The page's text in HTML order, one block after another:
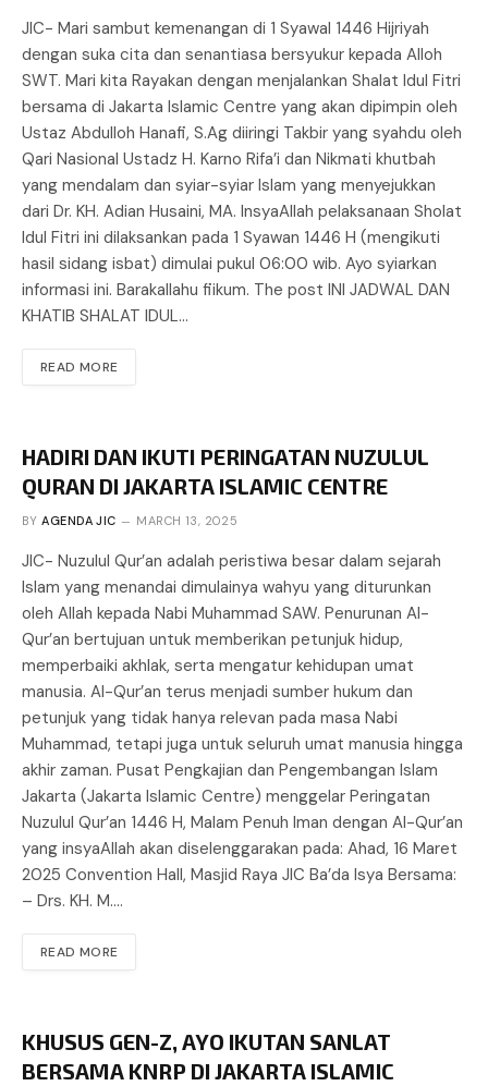
JIC- Mari sambut kemenangan di 1 Syawal 1446 Hijriyah
dengan suka cita dan senantiasa bersyukur kepada Alloh
SWT. Mari kita Rayakan dengan menjalankan Shalat Idul Fitri
bersama di Jakarta Islamic Centre yang akan dipimpin oleh
Ustaz Abdulloh Hanafi, S.Ag diiringi Takbir yang syahdu oleh
Qari Nasional Ustadz H. Karno Rifa’i dan Nikmati khutbah
yang mendalam dan syiar-syiar Islam yang menyejukkan
dari Dr. KH. Adian Husaini, MA. InsyaAllah pelaksanaan Sholat
Idul Fitri ini dilaksankan pada 1 Syawan 1446 H (mengikuti
hasil sidang isbat) dimulai pukul 06:00 wib. Ayo syiarkan
informasi ini. Barakallahu fiikum. The post INI JADWAL DAN
KHATIB SHALAT IDUL…
READ MORE
HADIRI DAN IKUTI PERINGATAN NUZULUL
QURAN DI JAKARTA ISLAMIC CENTRE
BY AGENDA JIC MARCH 13, 2025
JIC- Nuzulul Qur’an adalah peristiwa besar dalam sejarah
Islam yang menandai dimulainya wahyu yang diturunkan
oleh Allah kepada Nabi Muhammad SAW. Penurunan Al-
Qur’an bertujuan untuk memberikan petunjuk hidup,
memperbaiki akhlak, serta mengatur kehidupan umat
manusia. Al-Qur’an terus menjadi sumber hukum dan
petunjuk yang tidak hanya relevan pada masa Nabi
Muhammad, tetapi juga untuk seluruh umat manusia hingga
akhir zaman. Pusat Pengkajian dan Pengembangan Islam
Jakarta (Jakarta Islamic Centre) menggelar Peringatan
Nuzulul Qur’an 1446 H, Malam Penuh Iman dengan Al-Qur’an
yang insyaAllah akan diselenggarakan pada: Ahad, 16 Maret
2025 Convention Hall, Masjid Raya JIC Ba’da Isya Bersama:
– Drs. KH. M.…
READ MORE
KHUSUS GEN-Z, AYO IKUTAN SANLAT
BERSAMA KNRP DI JAKARTA ISLAMIC